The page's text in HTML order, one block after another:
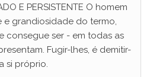
E PERSISTENTE O homem
e grandiosidade do termo,
consegue ser - em todas as
Fugir-lhes, é demitir-
si próprio.